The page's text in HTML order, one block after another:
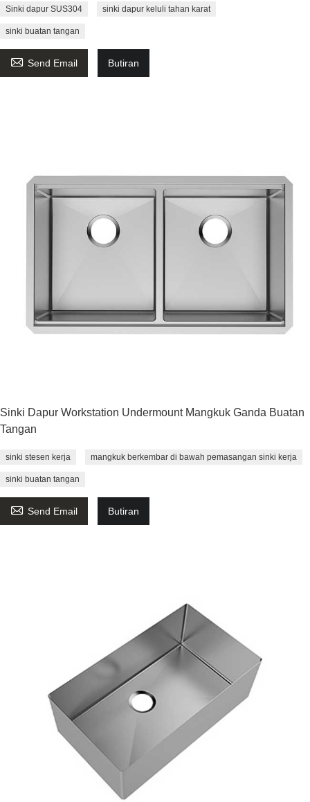
Sinki dapur SUS304 sinki dapur keluli tahan karat
sinki buatan tangan
 Send Email Butiran
Sinki Dapur Workstation Undermount Mangkuk Ganda Buatan
Tangan
sinki stesen kerja mangkuk berkembar di bawah pemasangan sinki kerja
sinki buatan tangan
 Send Email Butiran